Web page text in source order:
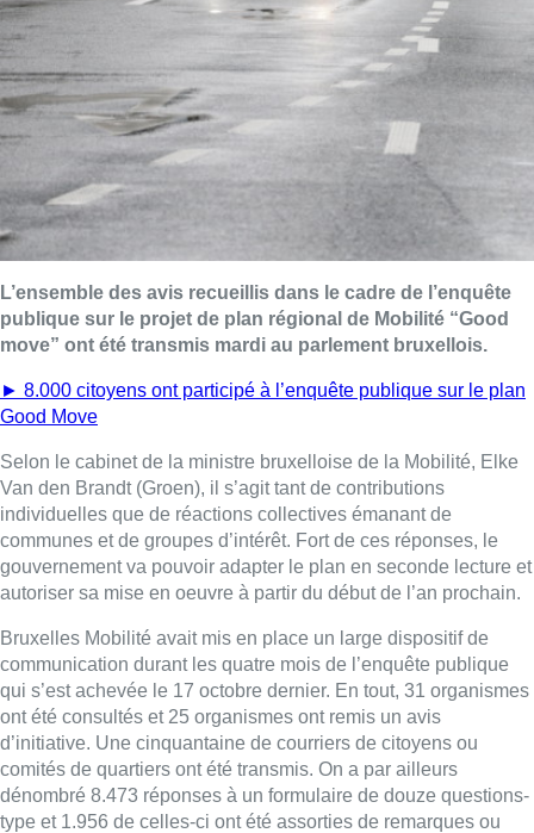
L’ensemble des avis recueillis dans le cadre de l’enquête
publique sur le projet de plan régional de Mobilité “Good
move” ont été transmis mardi au parlement bruxellois.
► 8.000 citoyens ont participé à l’enquête publique sur le plan
Good Move
Selon le cabinet de la ministre bruxelloise de la Mobilité, Elke
Van den Brandt (Groen), il s’agit tant de contributions
individuelles que de réactions collectives émanant de
communes et de groupes d’intérêt. Fort de ces réponses, le
gouvernement va pouvoir adapter le plan en seconde lecture et
autoriser sa mise en oeuvre à partir du début de l’an prochain.
Bruxelles Mobilité avait mis en place un large dispositif de
communication durant les quatre mois de l’enquête publique
qui s’est achevée le 17 octobre dernier. En tout, 31 organismes
ont été consultés et 25 organismes ont remis un avis
d’initiative. Une cinquantaine de courriers de citoyens ou
comités de quartiers ont été transmis. On a par ailleurs
dénombré 8.473 réponses à un formulaire de douze questions-
type et 1.956 de celles-ci ont été assorties de remarques ou